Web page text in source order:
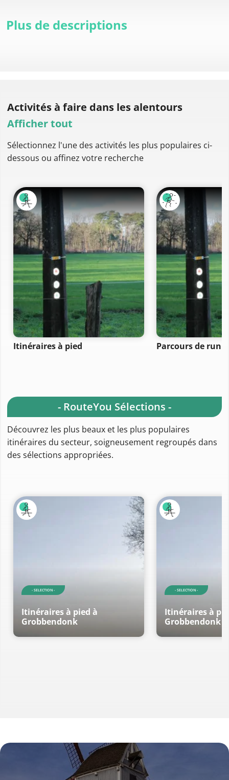
Plus de descriptions
Activités à faire dans les alentours
Afficher tout
Sélectionnez l'une des activités les plus populaires ci-
dessous ou affinez votre recherche
Itinéraires à pied Parcours de
- RouteYou Sélections -
Découvrez les plus beaux et les plus populaires
itinéraires du secteur, soigneusement regroupés dans
des sélections appropriées.
- SELECTION -
Itinéraires à pied à
Grobbendonk
- SELECTION -
Itinéraires à
Grobbendonk